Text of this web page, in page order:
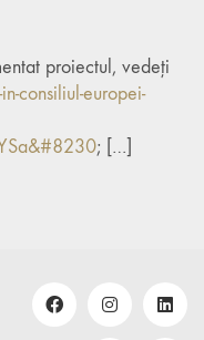
proiectul, vedeți
consiliul-europei-
; […]